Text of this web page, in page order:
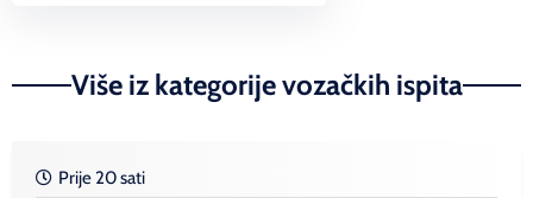
Više iz kategorije vozačkih ispita
Prije 20 sati